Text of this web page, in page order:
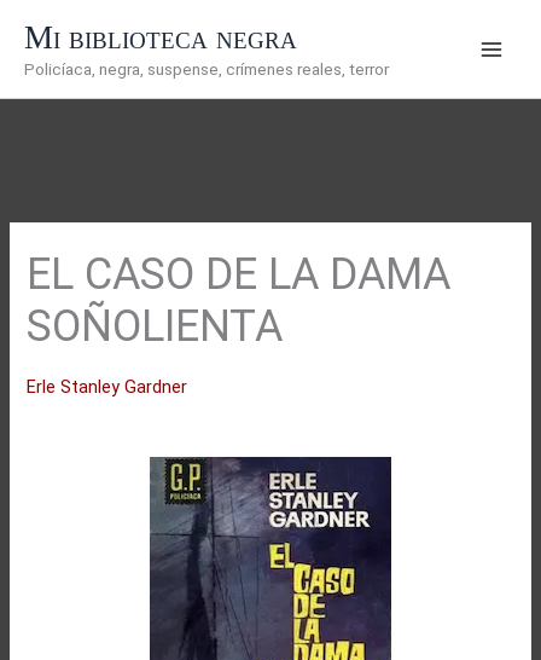
contenido
Mi biblioteca negra
Policíaca, negra, suspense, crímenes reales, terror
EL CASO DE LA DAMA
SOÑOLIENTA
Erle Stanley Gardner